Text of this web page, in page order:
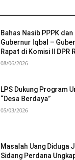
Bahas Nasib PPPK
Gubernur Iqbal –
Rapat di Komisi II DPR
08/06/2026
LPS Dukung Program
“Desa Berdaya”
05/03/2026
Masalah Uang Diduga
Sidang Perdana